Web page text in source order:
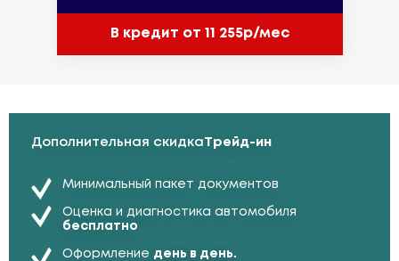
В кредит от 11 255р/мес
Дополнительная скидкаТрейд-ин
Минимальный пакет документов
Оценка и диагностика автомобиля
бесплатно
Оформление день в день.